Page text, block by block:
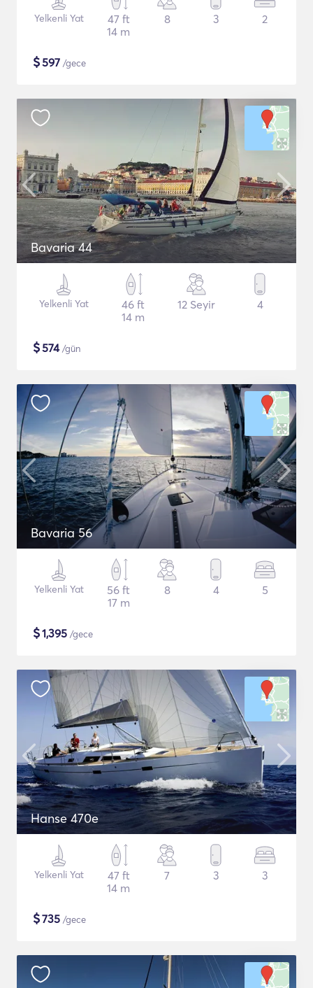
Yelkenli Yat
47 ft
14 m
8 3 2
$597 /gece
Bavaria 44
Yelkenli Yat
46 ft
14 m
12 Seyir 4
$574/gün
Bavaria 56
Yelkenli Yat
56 ft
17 m
8 4 5
$1,395 /gece
Hanse 470e
Yelkenli Yat
47 ft
14 m
7 3 3
$735 /gece